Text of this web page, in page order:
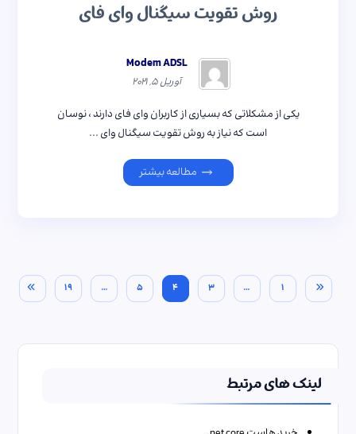
روش تقویت سیگنال وای فای
Modem ADSL
آوریل ۵, ۲۰۲۱
یکی از مشکلاتی که بسیاری از کاربران وای فای دارند ، نوسان
است که نیاز به روش تقویت سیگنال وای ...
مطالعه بیشتر
۱ … ۳ ۴ ۵ … ۱۹
لینک های مرتبط